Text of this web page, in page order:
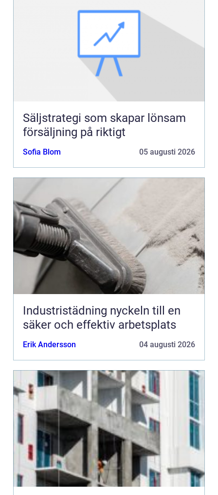
Säljstrategi som skapar lönsam
försäljning på riktigt
Sofia Blom 05 augusti 2026
Industristädning nyckeln till en
säker och effektiv arbetsplats
Erik Andersson 04 augusti 2026